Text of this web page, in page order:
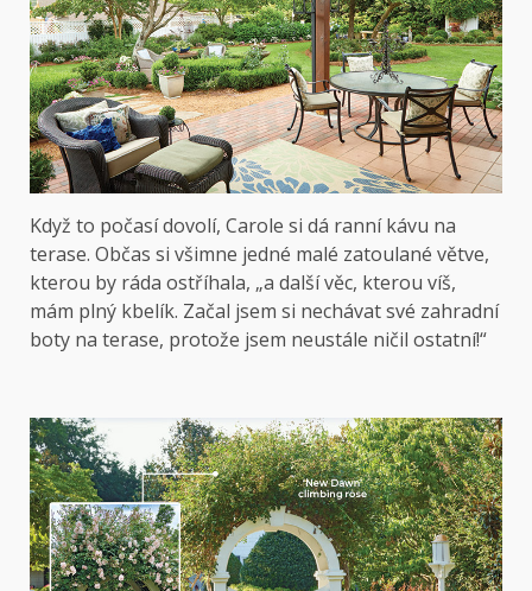
Když to počasí dovolí, Carole si dá ranní kávu na
terase. Občas si všimne jedné malé zatoulané větve,
kterou by ráda ostříhala, „a další věc, kterou víš,
mám plný kbelík. Začal jsem si nechávat své zahradní
boty na terase, protože jsem neustále ničil ostatní!“